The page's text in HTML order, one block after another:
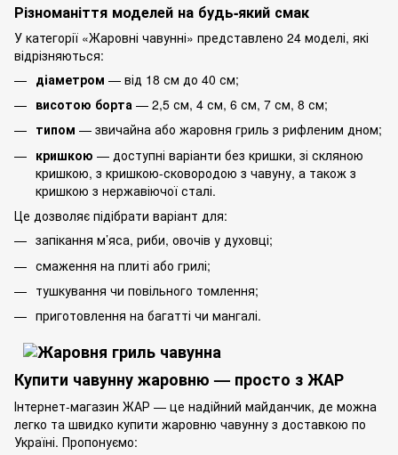
Різноманіття моделей на будь-який смак
У категорії «Жаровні чавунні» представлено 24 моделі, які
відрізняються:
діаметром — від 18 см до 40 см;
висотою борта — 2,5 см, 4 см, 6 см, 7 см, 8 см;
типом — звичайна або жаровня гриль з рифленим дном;
кришкою — доступні варіанти без кришки, зі скляною
кришкою, з кришкою-сковородою з чавуну, а також з
кришкою з нержавіючої сталі.
Це дозволяє підібрати варіант для:
запікання м’яса, риби, овочів у духовці;
смаження на плиті або грилі;
тушкування чи повільного томлення;
приготовлення на багатті чи мангалі.
Купити чавунну жаровню — просто з ЖАР
Інтернет-магазин ЖАР — це надійний майданчик, де можна
легко та швидко купити жаровню чавунну з доставкою по
Україні. Пропонуємо: